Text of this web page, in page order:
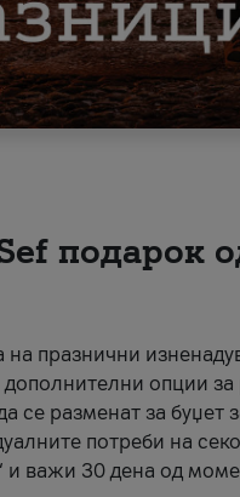
подарок
на празнични
дополнителни опции
се разменат за
потреби на
и важи 30 дена од